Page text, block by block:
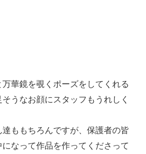
華鏡を覗くポーズをしてくれる
うなお顔にスタッフもうれしく
ももちろんですが、保護者の皆
なって作品を作ってくださって